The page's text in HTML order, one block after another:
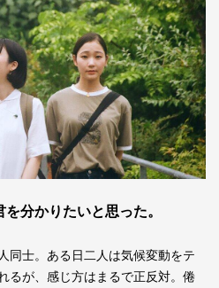
分かりたいと思った。
同士。ある日二人は気候変動をテ
るが、感じ方はまるで正反対。倦